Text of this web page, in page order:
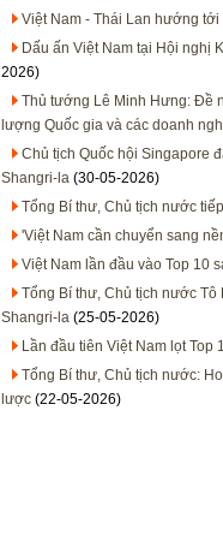
Việt Nam - Thái Lan hướng
Dấu ấn Việt Nam tại Hội nghị
2026)
Thủ tướng Lê Minh Hưng: Đề
lượng Quốc gia và các doanh
Chủ tịch Quốc hội Singapore
Shangri-la (30-05-2026)
Tổng Bí thư, Chủ tịch nước
'Việt Nam cần chuyển sang
Việt Nam lần đầu vào Top 10
Tổng Bí thư, Chủ tịch nước
Shangri-la (25-05-2026)
Lần đầu tiên Việt Nam lọt
Tổng Bí thư, Chủ tịch nước:
lược (22-05-2026)